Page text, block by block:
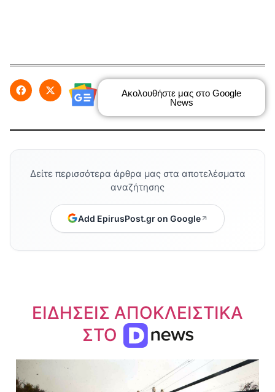
Ακολουθήστε μας στο Google
News
Δείτε περισσότερα άρθρα μας στα αποτελέσματα
αναζήτησης
Add EpirusPost.gr on Google
ΕΙΔΗΣΕΙΣ ΑΠΟΚΛΕΙΣΤΙΚΑ
ΣΤΟ